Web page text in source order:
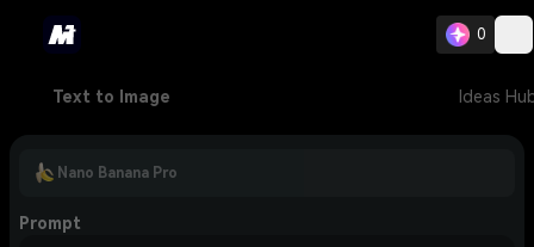
0
Text to Image Ideas
Nano Banana Pro
Prompt